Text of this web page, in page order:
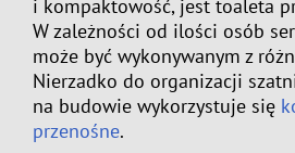
i kompaktowość, jest toaleta
W zależności od ilości osób
może być wykonywanym z
Nierzadko do organizacji
na budowie wykorzystuje się
przenośne.